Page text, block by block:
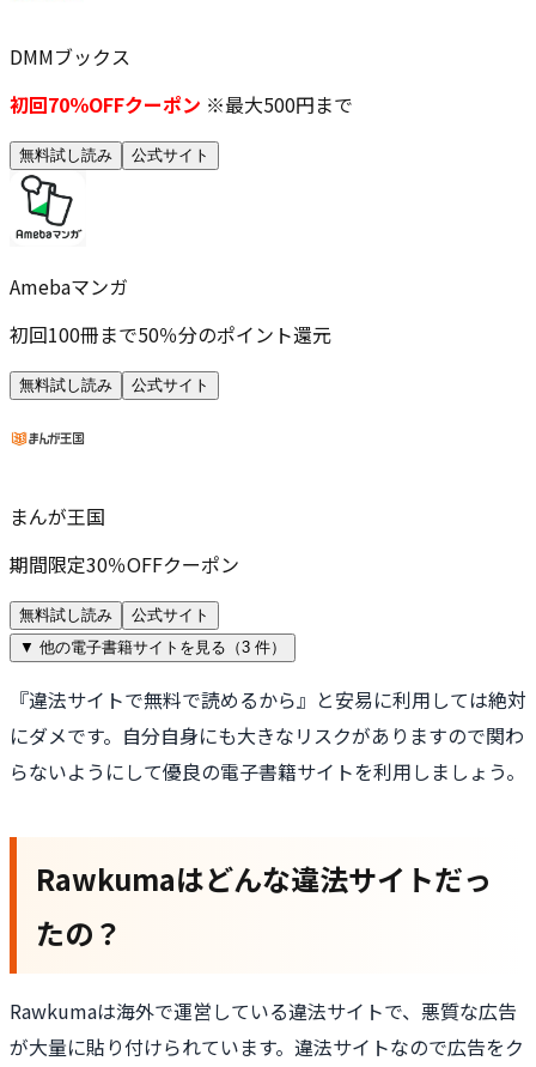
DMMブックス
初回70％OFFクーポン ※最大500円まで
無料試し読み 公式サイト
Amebaマンガ
初回100冊まで50％分のポイント還元
無料試し読み 公式サイト
まんが王国
期間限定30％OFFクーポン
無料試し読み
公式サイト
▼ 他の電子書籍サイトを見る（3 件）
『違法サイトで無料で読めるから』と安易に利用しては絶対
にダメです。自分自身にも大きなリスクがありますので関わ
らないようにして優良の電子書籍サイトを利用しましょう。
Rawkumaはどんな違法サイトだっ
たの？
Rawkumaは海外で運営している違法サイトで、悪質な広告
が大量に貼り付けられています。違法サイトなので広告をク